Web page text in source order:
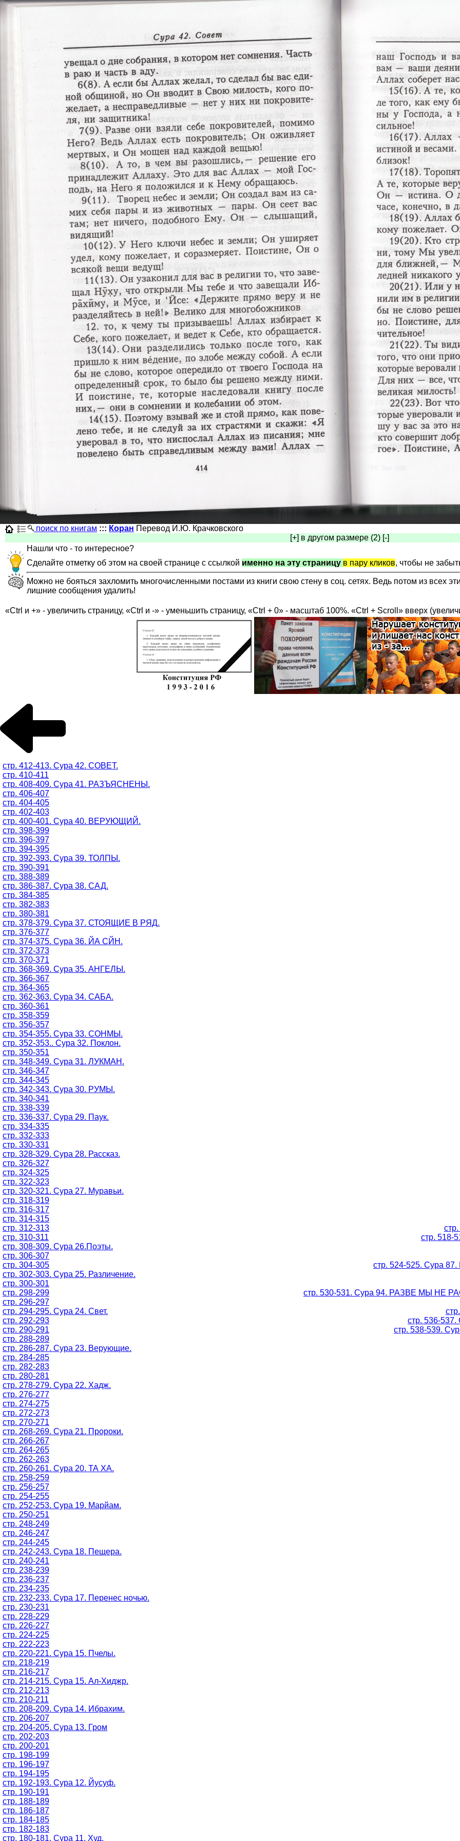
поиск по книгам ::: Коран Перевод И.Ю. Крачковского
[+] в другом размере (2) [-]
Нашли что - то интересное?
Сделайте отметку об этом на своей странице с ссылкой именно на эту страницу в пару кликов, чтобы не
Можно не бояться захломить многочисленными постами из книги свою стену в соц. сетях. Ведь потом из всех
лишние сообщения удалить!
«Ctrl и +» - увеличить страницу, «Ctrl и -» - уменьшить страницу, «Ctrl + 0» - масштаб 100%. «Ctrl + Scroll» вверх
стр. 412-413. Сура 42. СОВЕТ.
стр. 410-411
стр. 408-409. Сура 41. РАЗЪЯСНЕНЫ.
стр. 406-407
стр. 404-405
стр. 402-403
стр. 400-401. Сура 40. ВЕРУЮЩИЙ.
стр. 398-399
стр. 396-397
стр. 394-395
стр. 392-393. Сура 39. ТОЛПЫ.
стр. 390-391
стр. 388-389
стр. 386-387. Сура 38. САД.
стр. 384-385
стр. 382-383
стр. 380-381
стр. 378-379. Сура 37. СТОЯЩИЕ В РЯД.
стр. 376-377
стр. 374-375. Сура 36. ЙА СЙН.
стр. 372-373
стр. 370-371
стр. 368-369. Сура 35. АНГЕЛЫ.
стр. 366-367
стр. 364-365
стр. 362-363. Сура 34. САБА.
стр. 360-361
стр. 358-359
стр. 356-357
стр. 354-355. Сура 33. СОНМЫ.
стр. 352-353.. Сура 32. Поклон.
стр. 350-351
стр. 348-349. Сура 31. ЛУКМАН.
стр. 346-347
стр. 344-345
стр. 342-343. Сура 30. РУМЫ.
стр. 340-341
стр. 338-339
стр. 336-337. Сура 29. Паук.
стр. 334-335
стр. 332-333
стр. 330-331
стр. 328-329. Сура 28. Рассказ.
стр. 326-327
стр. 324-325
стр. 322-323
стр. 320-321. Сура 27. Муравьи.
стр. 318-319
стр. 316-317
стр. 314-315
стр. 312-313
стр. 310-311
стр. 308-309. Сура 26.Поэты.
стр. 306-307
стр. 304-305
стр. 302-303. Сура 25. Различение.
стр. 300-301
стр. 298-299
стр. 296-297
стр. 294-295. Сура 24. Свет.
стр. 292-293
стр. 290-291
стр. 288-289
стр. 286-287. Сура 23. Верующие.
стр. 284-285
стр. 282-283
стр. 280-281
стр. 278-279. Сура 22. Хадж.
стр. 276-277
стр. 274-275
стр. 272-273
стр. 270-271
стр. 268-269. Сура 21. Пророки.
стр. 266-267
стр. 264-265
стр. 262-263
стр. 260-261. Сура 20. ТА ХА.
стр. 258-259
стр. 256-257
стр. 254-255
стр. 252-253. Сура 19. Марйам.
стр. 250-251
стр. 248-249
стр. 246-247
стр. 244-245
стр. 242-243. Сура 18. Пещера.
стр. 240-241
стр. 238-239
стр. 236-237
стр. 234-235
стр. 232-233. Сура 17. Перенес ночью.
стр. 230-231
стр. 228-229
стр. 226-227
стр. 224-225
стр. 222-223
стр. 220-221. Сура 15. Пчелы.
стр. 218-219
стр. 216-217
стр. 214-215. Сура 15. Ал-Хиджр.
стр. 212-213
стр. 210-211
стр. 208-209. Сура 14. Ибрахим.
стр. 206-207
стр. 204-205. Сура 13. Гром
стр. 202-203
стр. 200-201
стр. 198-199
стр. 196-197
стр. 194-195
стр. 192-193. Сура 12. Йусуф.
стр. 190-191
стр. 188-189
стр. 186-187
стр. 184-185
стр. 182-183
стр. 180-181. Сура 11. Худ.
стр.
стр. 524-525. Сура
стр. 530-531. Сура 94. РАЗВЕ МЫ НЕ
стр. 536-
стр. 538-539.